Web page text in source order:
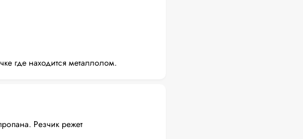
где находится металлолом.
Резчик режет